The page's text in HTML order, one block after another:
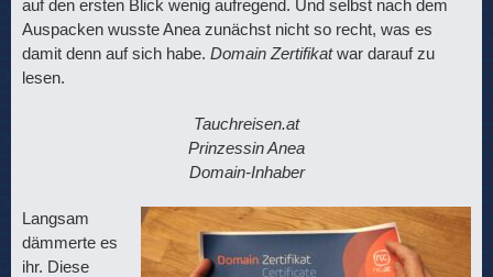
auf den ersten Blick wenig aufregend. Und selbst nach dem
Auspacken wusste Anea zunächst nicht so recht, was es
damit denn auf sich habe. Domain Zertifikatwar darauf zu
lesen.
Tauchreisen.at
Prinzessin Anea
Domain-Inhaber
Langsam
dämmerte es
ihr. Diese